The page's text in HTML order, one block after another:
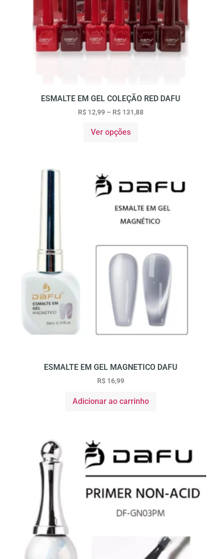
ESMALTE EM GEL COLEÇÃO RED DAFU
R$12,99 – R$131,88
Ver opções
ESMALTE EM GEL MAGNETICO DAFU
R$16,99
Adicionar ao carrinho